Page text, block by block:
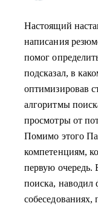
Настоящий
написания
помог
подсказал, в
оптимизировав
алгоритмы
просмотры от
Помимо этого
компетенциям,
первую очередь.
поиска, наводил
собеседованиях,